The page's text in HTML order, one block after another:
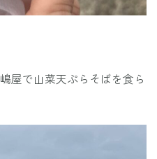
屋で山菜天ぷらそばを食ら